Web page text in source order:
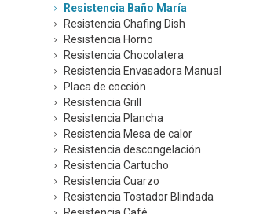
Resistencia Baño María
Resistencia Chafing Dish
Resistencia Horno
Resistencia Chocolatera
Resistencia Envasadora Manual
Placa de cocción
Resistencia Grill
Resistencia Plancha
Resistencia Mesa de calor
Resistencia descongelación
Resistencia Cartucho
Resistencia Cuarzo
Resistencia Tostador Blindada